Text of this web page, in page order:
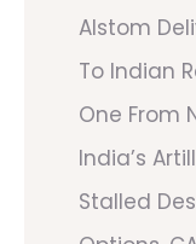
Alstom
To Indian
One From
India’s
Stalled